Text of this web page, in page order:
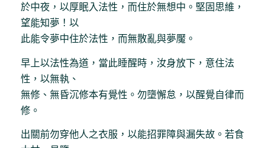
於中夜，以厚眠入法性，而住於無想中。堅固思維，
望能知夢！以
此能令夢中住於法性，而無散亂與夢魘。
早上以法性為道，當此睡醒時，汝身放下，意住法
性，以無執、
無修、無昏沉修本有覺性。勿墮懈怠，以醒覺自律而
修。
出關前勿穿他人之衣服，以能招罪障與漏失故。若食